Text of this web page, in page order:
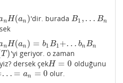
nH(an )'dir. burada B1 ,. . . Bn
B1, .. .B n
nH(an ) = b1 B1 +. . . bnBn
1B1+...bn Bn
T )
) 'yi geriyor. o zaman
dersek çekH = 0
H= 0
olduğunu
. . . = an = 0
.= a n=0 olur.